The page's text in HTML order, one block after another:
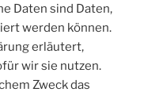
Daten sind Daten,
werden können.
erläutert,
wir sie nutzen.
Zweck das